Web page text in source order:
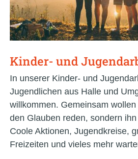
Kinder- und
In unserer Kinder- und
Jugendlichen aus Halle und
willkommen. Gemeinsam
den Glauben reden, sondern
Coole Aktionen, Jugendkreise,
Freizeiten und vieles mehr